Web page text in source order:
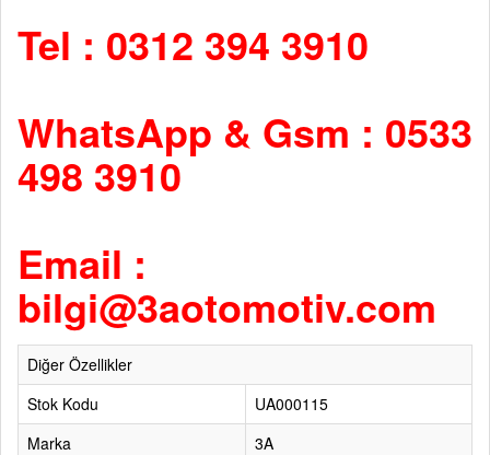
Tel : 0312 394 3910
WhatsApp & Gsm : 0533
498 3910
Email :
bilgi@3aotomotiv.com
Diğer Özellikler
Stok Kodu
UA000115
Marka
3A